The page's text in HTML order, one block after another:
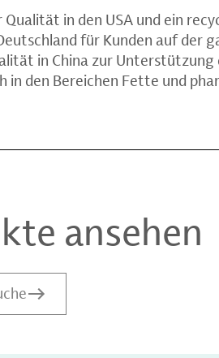
in den USA und ein
für Kunden auf der
in China zur Unterstützung
den Bereichen Fette und
ansehen